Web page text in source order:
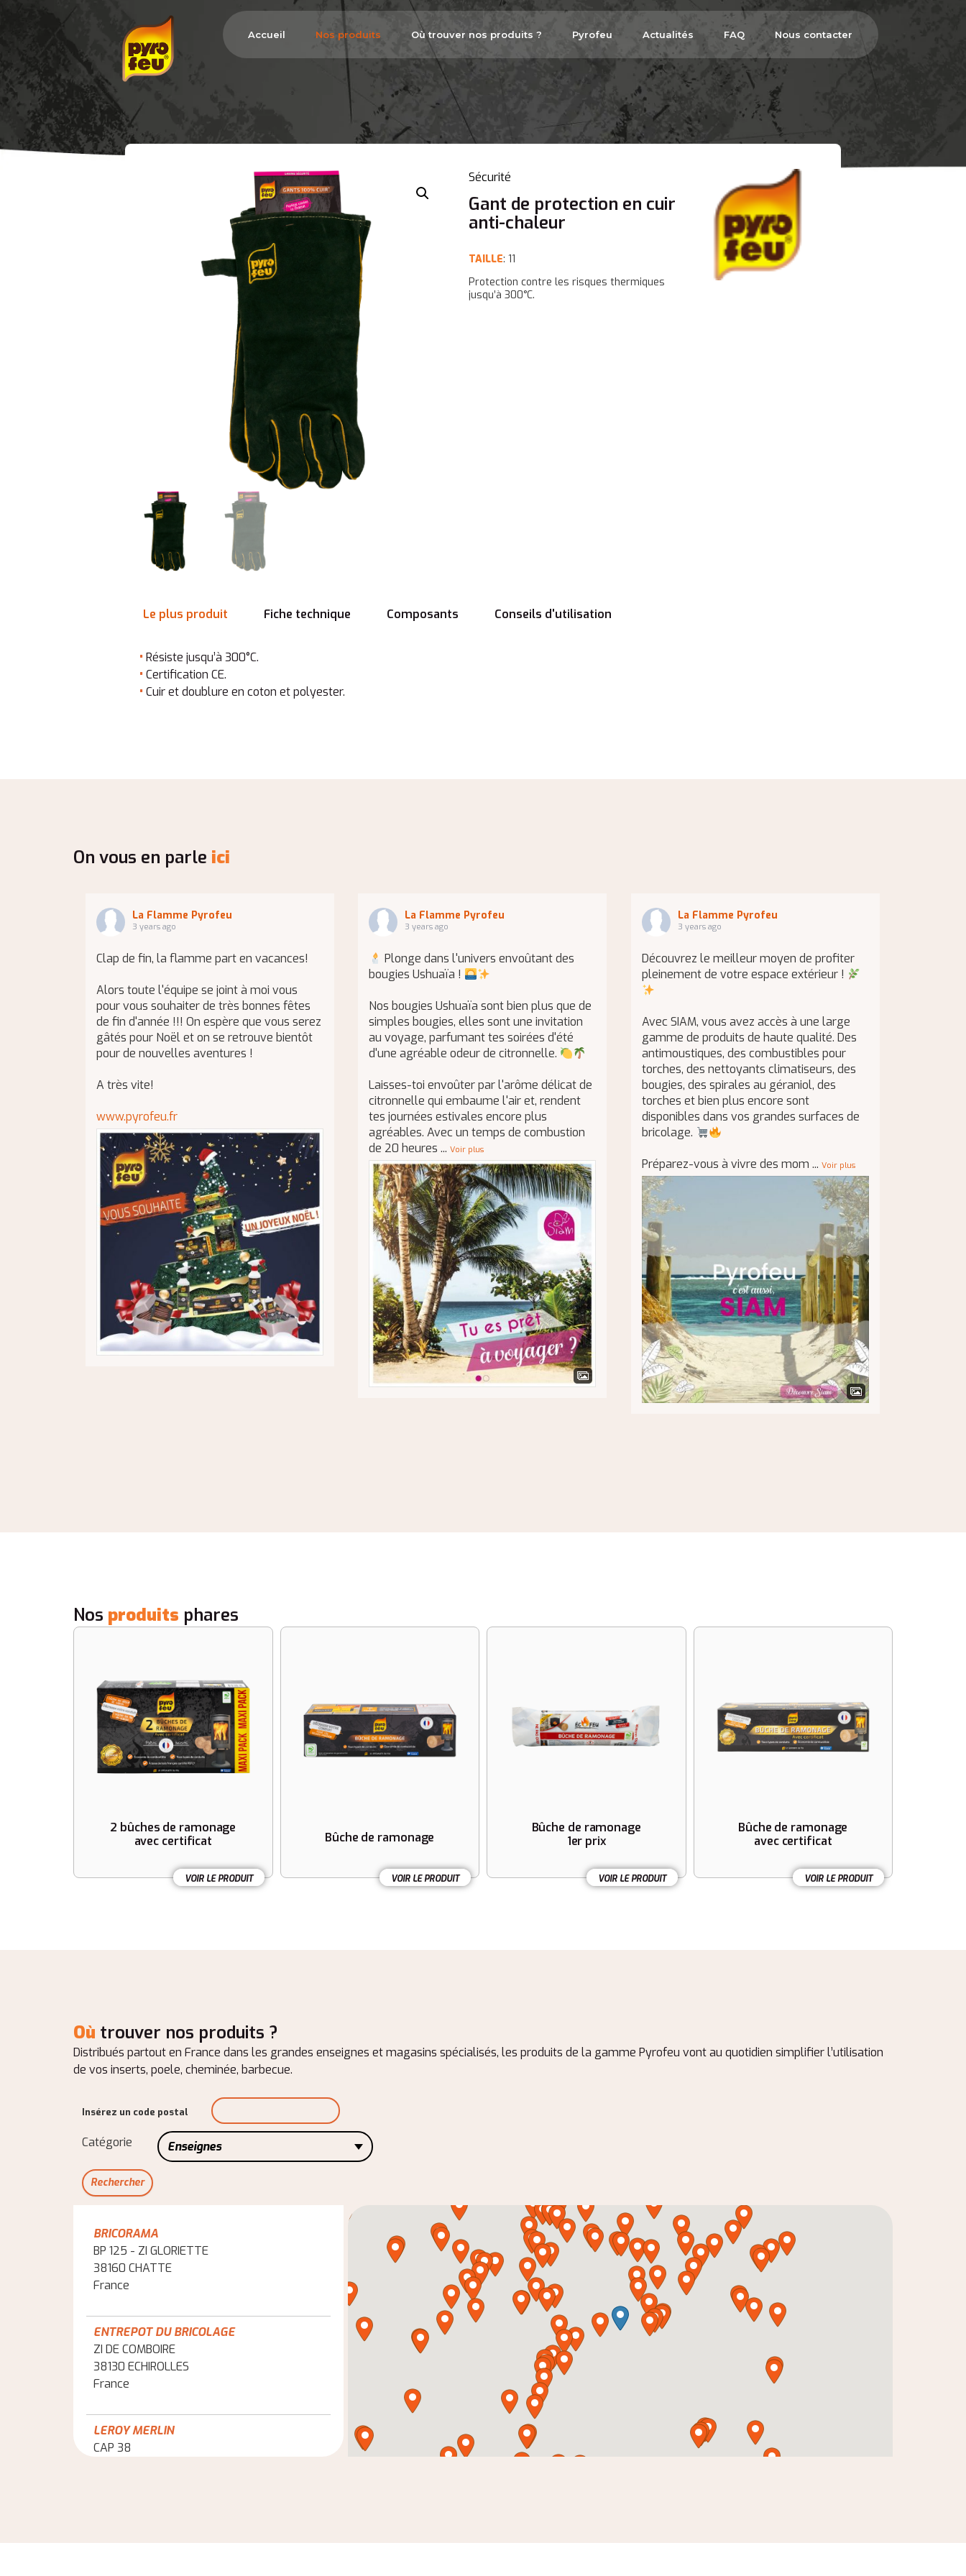
Accueil Nos produits Où trouver nos produits ? Pyrofeu Actualités FAQ Nous contacter
Sécurité
Gant de protection en cuir
anti-chaleur
TAILLE: 11
Protection contre les risques thermiques
jusqu’à 300°C.
Le plus produit Fiche technique Composants Conseils d'utilisation
• Résiste jusqu’à 300°C.
• Certification CE.
• Cuir et doublure en coton et polyester.
On vous en parle ici
La Flamme Pyrofeu
3 years ago
Clap de fin, la flamme part en vacances!
Alors toute l'équipe se joint à moi vous
pour vous souhaiter de très bonnes fêtes
de fin d'année !!! On espère que vous serez
gâtés pour Noël et on se retrouve bientôt
pour de nouvelles aventures !
A très vite!
www.pyrofeu.fr
La Flamme Pyrofeu
3 years ago
Plonge dans l'univers envoûtant des
bougies Ushuaïa !
Nos bougies Ushuaïa sont bien plus que de
simples bougies, elles sont une invitation
au voyage, parfumant tes soirées d'été
d'une agréable odeur de citronnelle.
Laisses-toi envoûter par l'arôme délicat de
citronnelle qui embaume l'air et, rendent
tes journées estivales encore plus
agréables. Avec un temps de combustion
de 20 heures ...Voir plus
La Flamme Pyrofeu
3 years ago
Découvrez le meilleur moyen de profiter
pleinement de votre espace extérieur !
Avec SIAM, vous avez accès à une large
gamme de produits de haute qualité. Des
antimoustiques, des combustibles pour
torches, des nettoyants climatiseurs, des
bougies, des spirales au géraniol, des
torches et bien plus encore sont
disponibles dans vos grandes surfaces de
bricolage.
Préparez-vous à vivre des mom ...Voir plus
Nos produits phares
2 bûches de ramonage
avec certificat
VOIR LE PRODUIT
Bûche de ramonage
VOIR LE PRODUIT
Bûche de ramonage
1er prix
VOIR LE PRODUIT
Bûche de ramonage
avec certificat
VOIR LE PRODUIT
Où trouver nos produits ?
Distribués partout en France dans les grandes enseignes et magasins spécialisés, les produits de la gamme Pyrofeu vont au quotidien simplifier l’utilisation
de vos inserts, poele, cheminée, barbecue.
Insérez un code postal
Catégorie Enseignes
BRICORAMA
BP 125 - ZI GLORIETTE
38160 CHATTE
France
ENTREPOT DU BRICOLAGE
ZI DE COMBOIRE
38130 ECHIROLLES
France
LEROY MERLIN
CAP 38